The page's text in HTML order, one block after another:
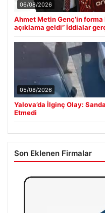
06/08/2026
Ahmet Metin Genç’in
açıklama geldi” İddialar
05/08/2026
Yalova’da İlginç Olay:
Etmedi
Son Eklenen Firmalar